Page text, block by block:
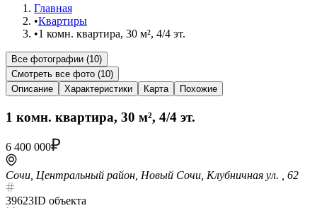
Главная
•Квартиры
•1 комн. квартира, 30 м², 4/4 эт.
Все фотографии (10)
Смотреть все фото (10)
Описание
Характеристики Карта Похожие
1 комн. квартира, 30 м², 4/4 эт.
6 400 000
Сочи, Центральный район, Новый Сочи, Клубничная ул. , 62
39623ID объекта